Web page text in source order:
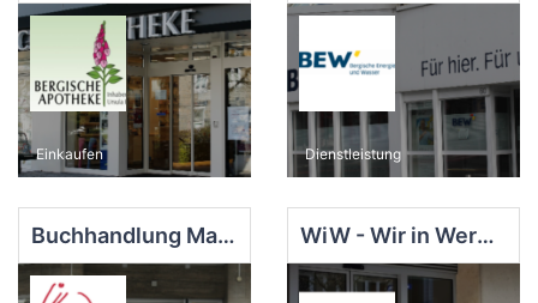
Einkaufen Dienstleistung
Buchhandlung Marabu UG (haftungsbeschränkt) WiW - Wir in Wermelskirchen Marketing e.V.